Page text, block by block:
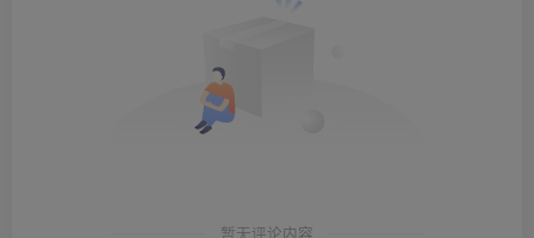
暂无评论内容